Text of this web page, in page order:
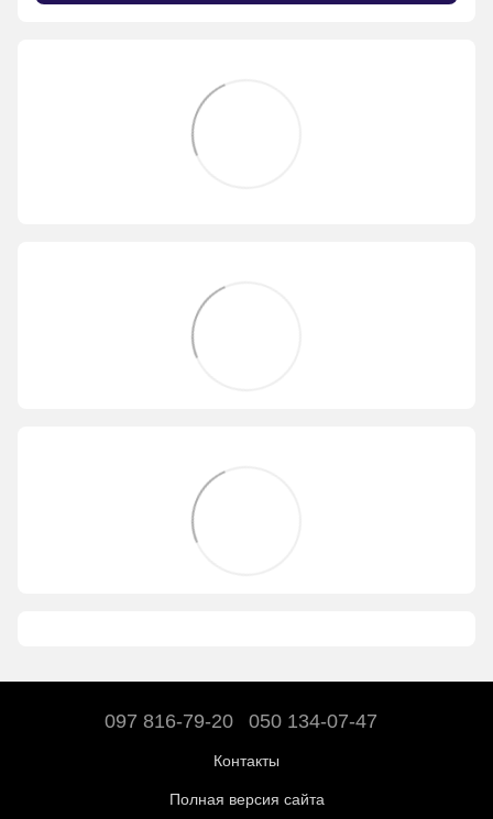
097 816-79-20 050 134-07-47
Контакты
Полная версия сайта